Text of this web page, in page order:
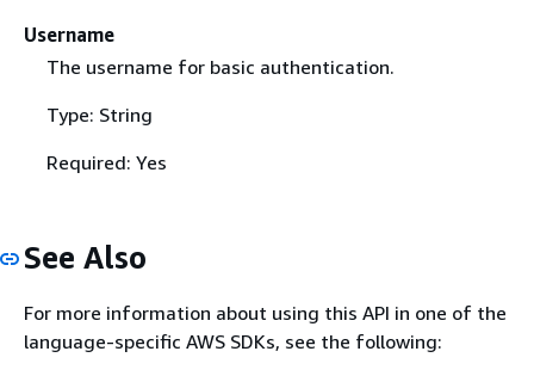
Username
The username for basic authentication.
Type: String
Required: Yes
See Also
For more information about using this API in one of the
language-specific AWS SDKs, see the following: